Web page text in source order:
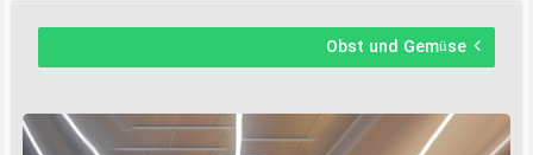
Obst und Gemüse